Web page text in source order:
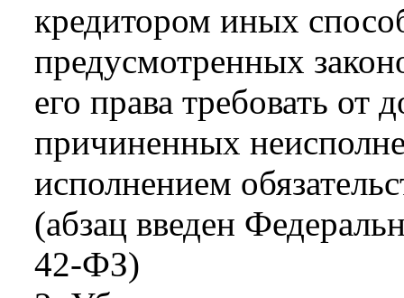
кредитором иных
предусмотренных
его права требовать
причиненных
исполнением
(абзац введен
42-ФЗ)